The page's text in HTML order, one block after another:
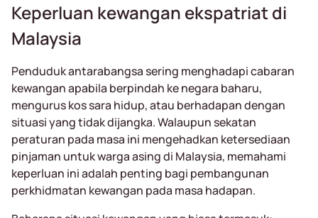
Keperluan kewangan ekspatriat di
Malaysia
Penduduk antarabangsa sering menghadapi cabaran
kewangan apabila berpindah ke negara baharu,
mengurus kos sara hidup, atau berhadapan dengan
situasi yang tidak dijangka. Walaupun sekatan
peraturan pada masa ini mengehadkan ketersediaan
pinjaman untuk warga asing di Malaysia, memahami
keperluan ini adalah penting bagi pembangunan
perkhidmatan kewangan pada masa hadapan.